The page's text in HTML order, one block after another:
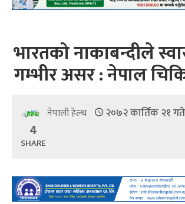
भारतको नाकाबन्दीले
गम्भीर असर : नेपाल
नेपाली हेल्थ २०७२ कार्तिक २१
4
SHARE